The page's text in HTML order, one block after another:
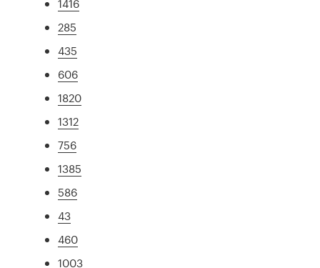
1416
285
435
606
1820
1312
756
1385
586
43
460
1003